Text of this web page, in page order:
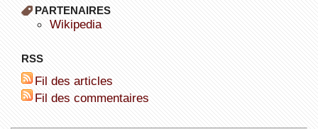
PARTENAIRES
wikipedia
RSS
Fil des articles
Fil des commentaires